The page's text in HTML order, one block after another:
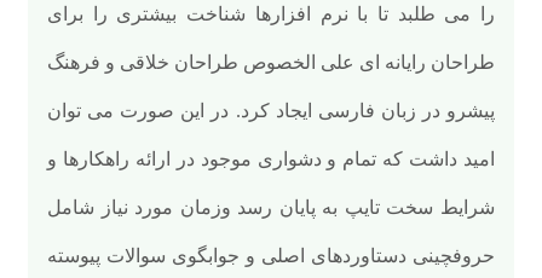
را می طلبد تا با نرم افزارها شناخت بیشتری را برای
طراحان رایانه ای علی الخصوص طراحان خلاقی و فرهنگ
پیشرو در زبان فارسی ایجاد کرد. در این صورت می توان
امید داشت که تمام و دشواری موجود در ارائه راهکارها و
شرایط سخت تایپ به پایان رسد وزمان مورد نیاز شامل
حروفچینی دستاوردهای اصلی و جوابگوی سوالات پیوسته